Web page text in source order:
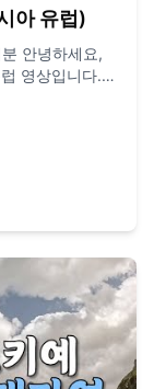
아 유럽)
영상입니다.
라: